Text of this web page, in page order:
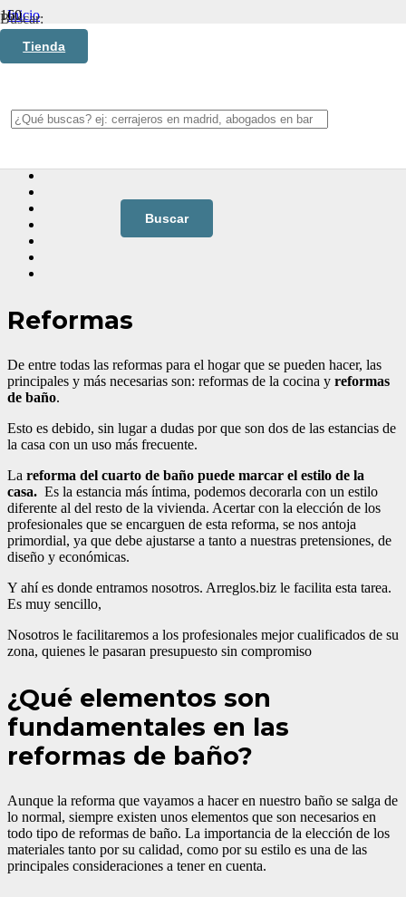
Tienda
Buscar:
Inicio
Reformas para el Hogar
Reformas de baño
Reformas
De entre todas las reformas para el hogar que se pueden hacer, las
principales y más necesarias son: reformas de la cocina y reformas
de baño.
Esto es debido, sin lugar a dudas por que son dos de las estancias de
la casa con un uso más frecuente.
La reforma del cuarto de baño puede marcar el estilo de la
casa. Es la estancia más íntima, podemos decorarla con un estilo
diferente al del resto de la vivienda. Acertar con la elección de los
profesionales que se encarguen de esta reforma, se nos antoja
primordial, ya que debe ajustarse a tanto a nuestras pretensiones, de
diseño y económicas.
Y ahí es donde entramos nosotros. Arreglos.biz le facilita esta tarea.
Es muy sencillo,
Nosotros le facilitaremos a los profesionales mejor cualificados de su
zona, quienes le pasaran presupuesto sin compromiso
¿Qué elementos son
fundamentales en las
reformas de baño?
Aunque la reforma que vayamos a hacer en nuestro baño se salga de
lo normal, siempre existen unos elementos que son necesarios en
todo tipo de reformas de baño. La importancia de la elección de los
materiales tanto por su calidad, como por su estilo es una de las
principales consideraciones a tener en cuenta.